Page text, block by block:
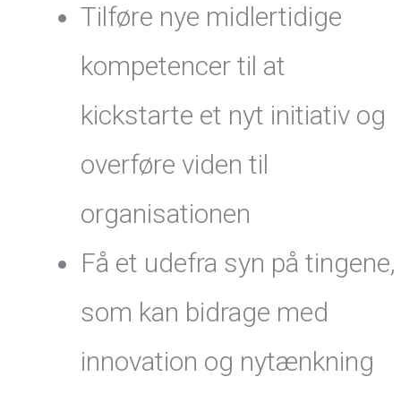
Tilføre nye midlertidige
kompetencer til at
kickstarte et nyt initiativ og
overføre viden til
organisationen
Få et udefra syn på tingene,
som kan bidrage med
innovation og nytænkning